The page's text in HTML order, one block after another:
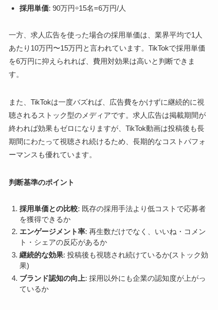
採用単価: 90万円÷15名=6万円/人
一方、求人広告を使った場合の採用単価は、業界平均で1人
あたり10万円〜15万円と言われています。TikTokで採用単価
を6万円に抑えられれば、費用対効果は高いと判断できま
す。
また、TikTokは一度バズれば、広告費をかけずに継続的に視
聴されるストック型のメディアです。求人広告は掲載期間が
終われば効果もゼロになりますが、TikTok動画は投稿後も長
期間にわたって視聴され続けるため、長期的なコストパフォ
ーマンスも優れています。
判断基準のポイント
採用単価との比較: 既存の採用手法より低コストで応募者
を獲得できるか
エンゲージメント率: 再生数だけでなく、いいね・コメン
ト・シェアの反応があるか
継続的な効果: 投稿後も視聴され続けているか(ストック効
果)
ブランド認知の向上: 採用以外にも企業の認知度が上がっ
ているか